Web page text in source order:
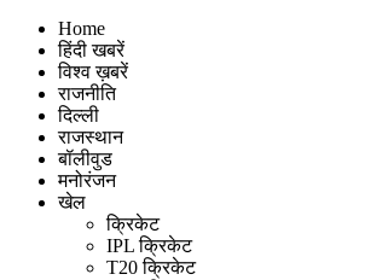
Home
हिंदी खबरें
विश्व ख़बरें
राजनीति
दिल्ली
राजस्थान
बॉलीवुड
मनोरंजन
खेल
क्रिकेट
IPL क्रिकेट
T20 क्रिकेट